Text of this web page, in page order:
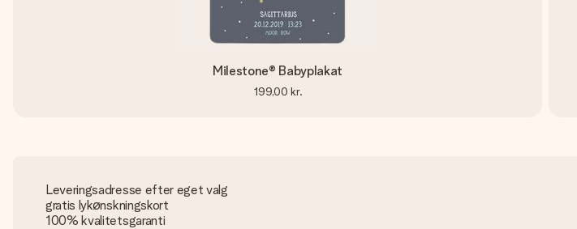
Milestone® Babyplakat
199,00 kr.
Leveringsadresse efter eget valg
gratis lykønskningskort
100% kvalitetsgaranti